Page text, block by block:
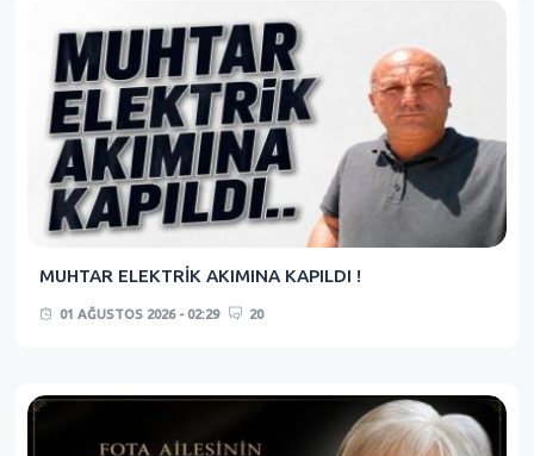
MUHTAR ELEKTRİK AKIMINA KAPILDI !
01 AĞUSTOS 2026 - 02:29 20